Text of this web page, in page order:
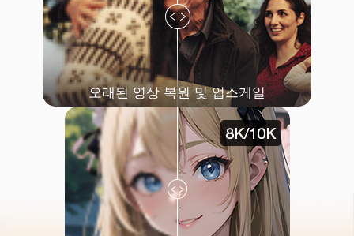
오래된 영상 복원 및 업스케일